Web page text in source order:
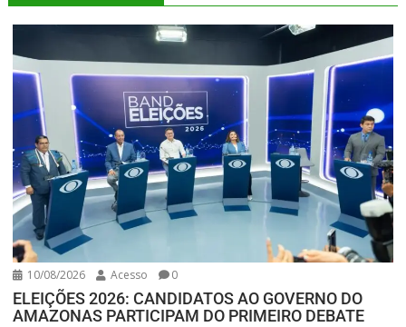
10/08/2026 Acesso 0
ELEIÇÕES 2026: CANDIDATOS AO GOVERNO DO
AMAZONAS PARTICIPAM DO PRIMEIRO DEBATE